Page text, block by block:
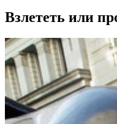
Взлететь или